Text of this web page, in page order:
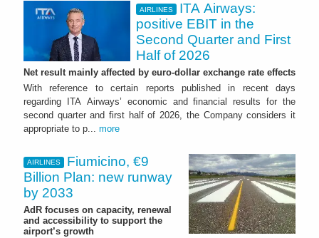
AIRLINES
ITA Airways:
positive EBIT in the
Second Quarter and First
Half of 2026
Net result mainly affected by euro-dollar exchange rate effects
With reference to certain reports published in recent days
regarding ITA Airways’ economic and financial results for the
second quarter and first half of 2026, the Company considers it
appropriate to p... more
AIRLINES
Fiumicino, €9
Billion Plan: new runway
by 2033
AdR focuses on capacity, renewal
and accessibility to support the
airport’s growth